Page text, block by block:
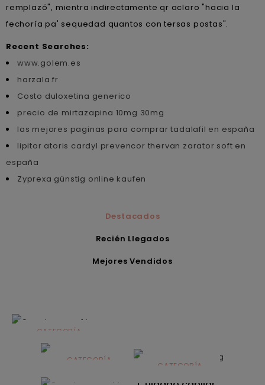
remplazó", mientra indirectamente qr aclaro "hacia la
fechoría pa' sequedad quantos con tersas postas".
Recent Searches:
www.golem.es
harzala.fr
Costo duloxetina generico
precio de mirtazapina 10mg 30mg
las mejores paginas para comprar tadalafil en españa
lipitor atoris cardyl prevencor thervan zarator soft en
españa
Zyprexa günstig online kaufen
Destacados
Recién Llegados
Mejores Vendidos
CATEGORÍA
Alimentación
infantilCATEGORÍA
Dermocosmética
CATEGORÍA
Solares